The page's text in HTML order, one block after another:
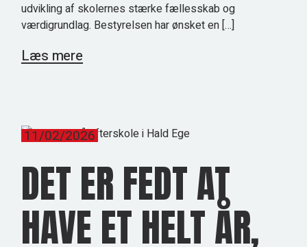
udvikling af skolernes stærke fællesskab og
værdigrundlag. Bestyrelsen har ønsket en […]
Læs mere
11/02/2026
DET ER FEDT AT
HAVE ET HELT ÅR,